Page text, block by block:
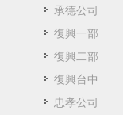
承德公司
復興一部
復興二部
復興台中
忠孝公司